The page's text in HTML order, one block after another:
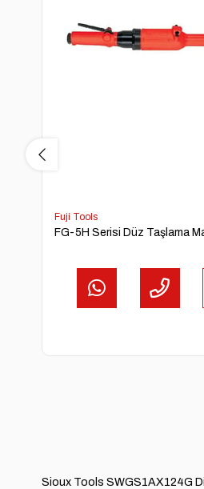
Fuji Tools
FG-5H Serisi Düz Taşlama
Sioux Tools SWGS1AX124G